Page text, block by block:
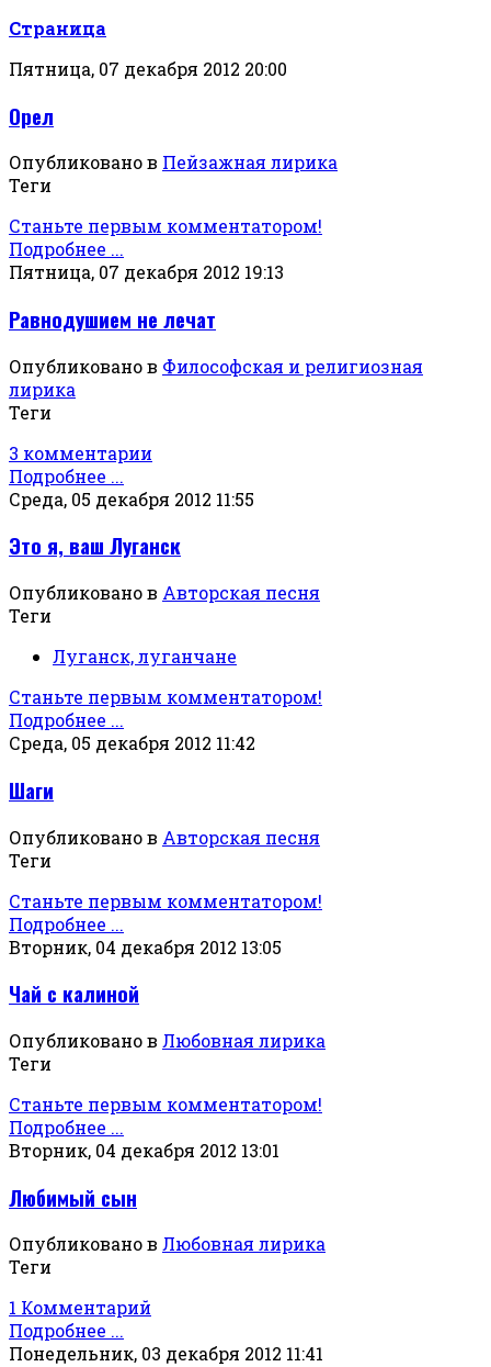
Страница
Пятница, 07 декабря 2012 20:00
Орел
Опубликовано в Пейзажная лирика
Теги
Станьте первым комментатором!
Подробнее ...
Пятница, 07 декабря 2012 19:13
Равнодушием не лечат
Опубликовано в Философская и религиозная
лирика
Теги
3 комментарии
Подробнее ...
Среда, 05 декабря 2012 11:55
Это я, ваш Луганск
Опубликовано в Авторская песня
Теги
Луганск, луганчане
Станьте первым комментатором!
Подробнее ...
Среда, 05 декабря 2012 11:42
Шаги
Опубликовано в Авторская песня
Теги
Станьте первым комментатором!
Подробнее ...
Вторник, 04 декабря 2012 13:05
Чай с калиной
Опубликовано в Любовная лирика
Теги
Станьте первым комментатором!
Подробнее ...
Вторник, 04 декабря 2012 13:01
Любимый сын
Опубликовано в Любовная лирика
Теги
1 Комментарий
Подробнее ...
Понедельник, 03 декабря 2012 11:41